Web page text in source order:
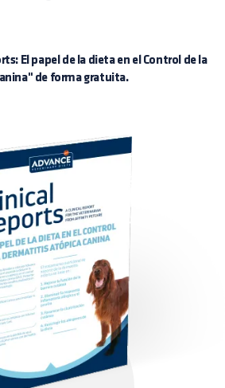
El papel de la dieta en el Control de la
de forma gratuita.